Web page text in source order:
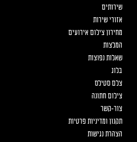
שירותים
אזורי שירות
מחירון צילום אירועים
המלצות
שאלות נפוצות
בלוג
צלם סטילס
צילום חתונה
צור-קשר
תקנון ומדיניות פרטיות
הצהרת נגישות